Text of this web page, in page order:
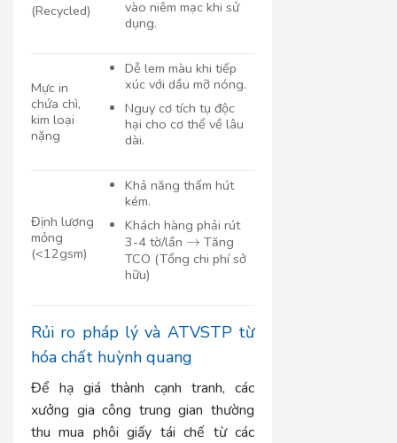
(Recycled)
vào niêm mạc khi sử
dụng.
Mực in
chứa chì,
kim loại
nặng
Dễ lem màu khi tiếp
xúc với dầu mỡ nóng.
Nguy cơ tích tụ độc
hại cho cơ thể về lâu
dài.
Định lượng
mỏng
(<12gsm)
Khả năng thấm hút
kém.
Khách hàng phải rút
3-4 tờ/lần → Tăng
TCO (Tổng chi phí sở
hữu)
Rủi ro pháp lý và ATVSTP từ
hóa chất huỳnh quang
Để hạ giá thành cạnh tranh, các
xưởng gia công trung gian thường
thu mua phôi giấy tái chế từ các